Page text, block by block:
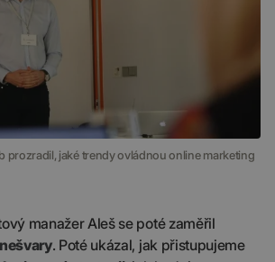
prozradil, jaké trendy ovládnou online marketing
manažer Aleš se poté zaměřil
. Poté ukázal, jak přistupujeme